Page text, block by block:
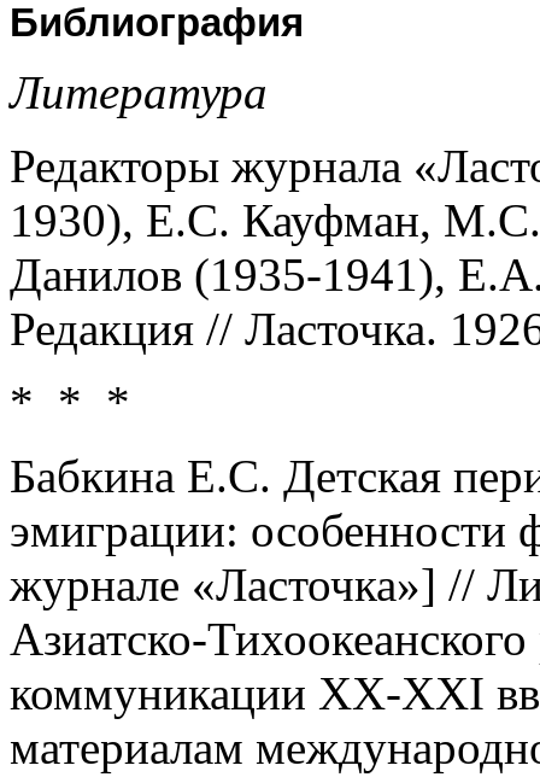
Библиография
Литература
Редакторы журнала
1930), Е.С. Кауфман,
Данилов (1935-1941),
Редакция // Ласточка.
* * *
Бабкина Е.С. Детская
эмиграции: особенности
журнале «Ласточка»] //
Азиатско-
коммуникации XX-XXI
материалам